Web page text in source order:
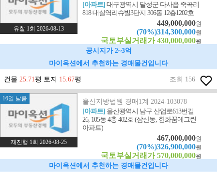
유찰 1회 2026-08-13
[아파트]대구광역시 달성군 다사읍 죽곡리
818 대실역리슈빌3단지 306동 12층1202호
449,000,000원
(70%)314,300,000원
국토부실거래가 430,000,000원
공시지가 2~3억
마이옥션에서 추천하는 경매물건입니다
건물 25.71평 토지 15.67평 조회 156
16일 남음
재진행 1회 2026-08-25
울산지방법원 경매1계 2024-103078
[아파트] 울산광역시 남구 산업로613번길
26, 105동 4층 402호 (삼산동, 한화꿈에그린
아파트)
467,000,000원
(70%)326,900,000원
국토부실거래가 570,000,000원
마이옥션에서 추천하는 경매물건입니다